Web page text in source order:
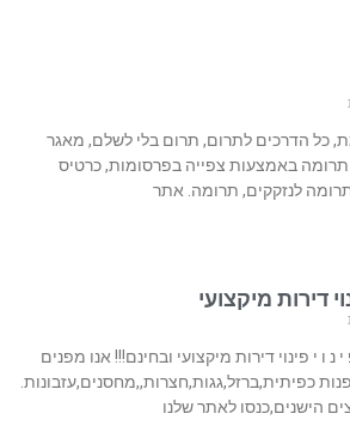
תרמת, כל הדרכים לתרום, תרום בלי לשלם, מאגר
באמצעות צפייה בפרסומות, כרטיס
לנזקקים, תרומה. אתר
דירות מיקצועי
י ת– ה פ י נ ו י פינוי דירות מיקצועי ובחינם!!! אנו מפנים
כפיתית,ברזל,גגות,חצרות,,מחסנים,עזבונות.
הישנים,כנסו לאתר שלנו